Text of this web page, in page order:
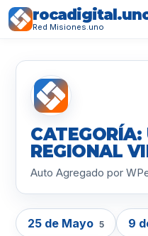
Red Misiones.uno
CATEGORÍA:
REGIONAL
Auto Agregado por
25 de Mayo 5 9